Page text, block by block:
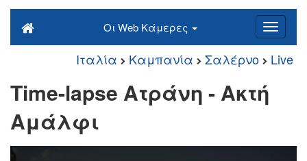
Οι Web Κάμερες
Ιταλία Καμπανία Σαλέρνο Live
Time-lapse Ατράνη - Ακτή
Αμάλφι